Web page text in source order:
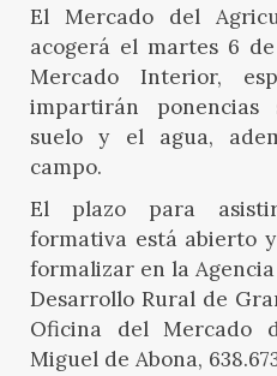
El Mercado del
acogerá el martes 6
Mercado Interior,
impartirán
suelo y el agua,
campo.
El plazo para
formativa está abierto
formalizar en la
Desarrollo Rural de
Oficina del Mercado
Miguel de Abona,